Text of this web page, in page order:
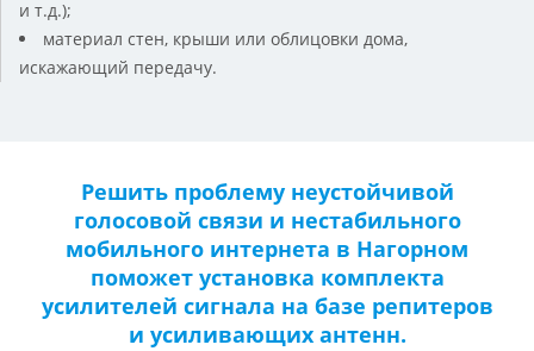
и т.д.);
материал стен, крыши или облицовки дома,
искажающий передачу.
Решить проблему неустойчивой
голосовой связи и нестабильного
мобильного интернета в Нагорном
поможет установка комплекта
усилителей сигнала на базе репитеров
и усиливающих антенн.